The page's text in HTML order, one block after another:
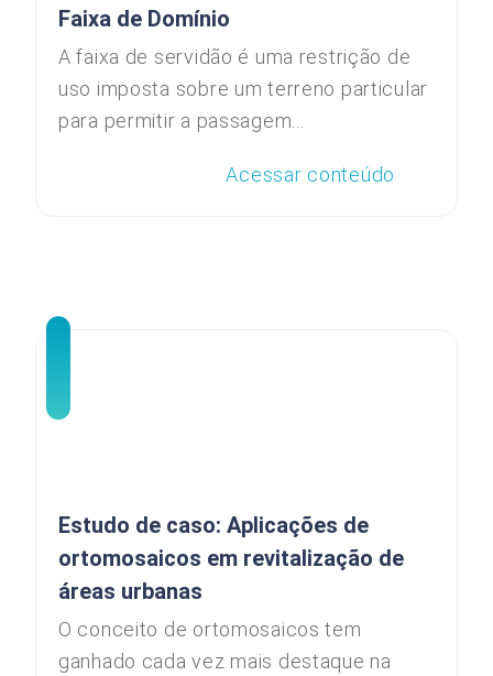
Faixa de Domínio
A faixa de servidão é uma restrição de
uso imposta sobre um terreno particular
para permitir a passagem...
Acessar conteúdo
Estudo de caso: Aplicações de
ortomosaicos em revitalização de
áreas urbanas
O conceito de ortomosaicos tem
ganhado cada vez mais destaque na